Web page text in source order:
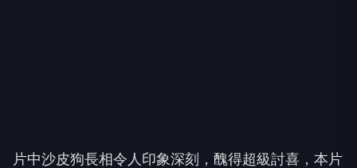
片中沙皮狗長相令人印象深刻，醜得超級討喜，本片